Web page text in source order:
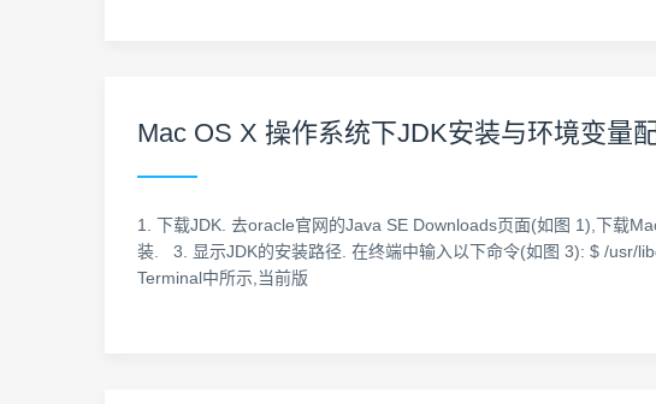
Mac OS X 操作系统下JDK安装与环境变量
1. 下载JDK. 去oracle官网的Java SE Downloads页面(如图 1),下载
装. 3. 显示JDK的安装路径. 在终端中输入以下命令(如图 3): $ /usr/
Terminal中所示,当前版